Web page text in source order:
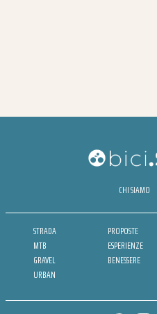
CHI SIAMO
STRADA
MTB
GRAVEL
URBAN
PROPOSTE
ESPERIENZE
BENESSERE